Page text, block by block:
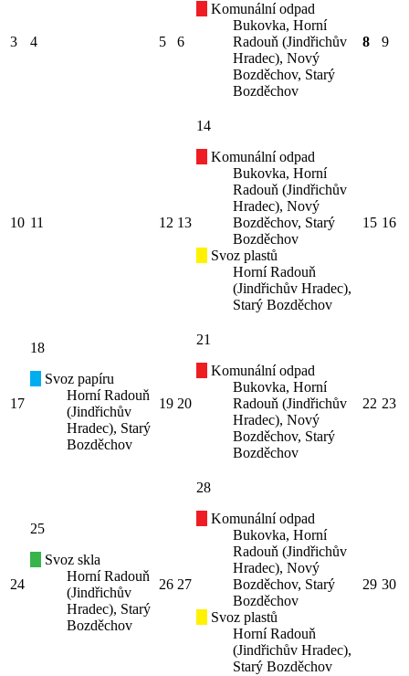
3 4 5 6
Komunální odpad
Bukovka, Horní
Radouň (Jindřichův
Hradec), Nový
Bozděchov, Starý
Bozděchov
8 9
10 11 12 13
14
Komunální odpad
Bukovka, Horní
Radouň (Jindřichův
Hradec), Nový
Bozděchov, Starý
Bozděchov
Svoz plastů
Horní Radouň
(Jindřichův Hradec),
Starý Bozděchov
15 16
17
18
Svoz papíru
Horní Radouň
(Jindřichův
Hradec), Starý
Bozděchov
19 20
21
Komunální odpad
Bukovka, Horní
Radouň (Jindřichův
Hradec), Nový
Bozděchov, Starý
Bozděchov
22 23
24
25
Svoz skla
Horní Radouň
(Jindřichův
Hradec), Starý
Bozděchov
26 27
28
Komunální odpad
Bukovka, Horní
Radouň (Jindřichův
Hradec), Nový
Bozděchov, Starý
Bozděchov
Svoz plastů
Horní Radouň
(Jindřichův Hradec),
Starý Bozděchov
29 30